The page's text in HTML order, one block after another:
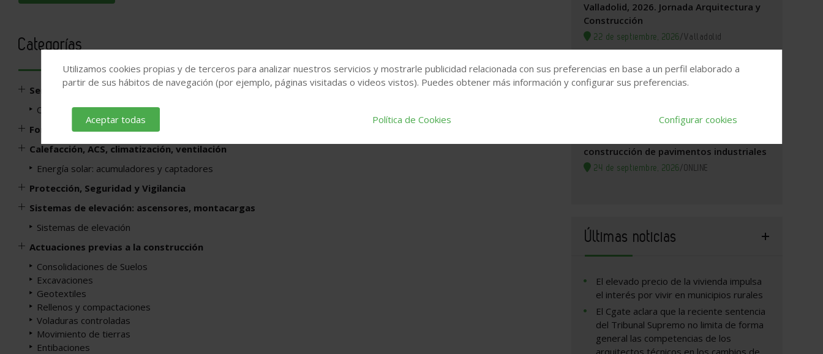
Categorías
Servicios profesionales
Construcción de viviendas e ingeniería civil
Fontanería y depuración
Calefacción, ACS, climatización, ventilación
Energía solar: acumuladores y captadores
Protección, Seguridad y Vigilancia
Sistemas de elevación: ascensores, montacargas
Sistemas de elevación
Actuaciones previas a la construcción
Consolidaciones de Suelos
Excavaciones
Geotextiles
Rellenos y compactaciones
Voladuras controladas
Movimiento de tierras
Entibaciones
Valladolid, 2026. Jornada Arquitectura y
Construcción
22 de septiembre, 2026/Valladolid
Zaragoza, 2026. Jornada Arquitectura y
Construcción
WEBINAR GRATUITO: Soleras sin mallazo:
construcción de pavimentos industriales
24 de septiembre, 2026/ONLINE
Últimas noticias
El elevado precio de la vivienda impulsa
el interés por vivir en municipios rurales
El Cgate aclara que la reciente sentencia
del Tribunal Supremo no limita de forma
general las competencias de los
Utilizamos cookies propias y de terceros para analizar nuestros servicios y mostrarle publicidad relacionada con sus preferencias en base a un perfil elaborado a
partir de sus hábitos de navegación (por ejemplo, páginas visitadas o videos vistos). Puedes obtener más información y configurar sus preferencias.
Aceptar todas Política de Cookies Configurar cookies